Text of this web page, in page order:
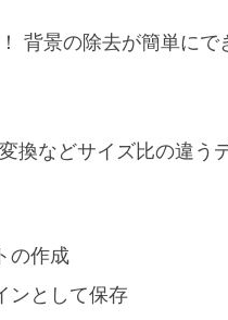
背景の除去が簡単にで
換などサイズ比の違う
の作成
ンとして保存